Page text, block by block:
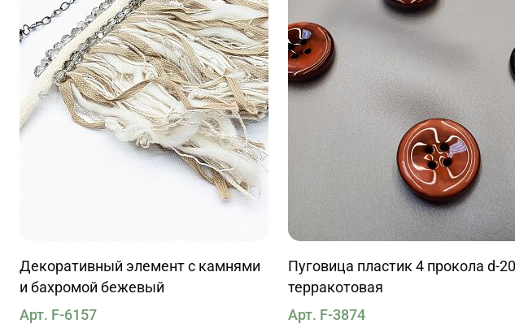
Декоративный элемент с камнями
и бахромой бежевый
Арт. F-6157
Пуговица пластик 4 прокола d-
терракотовая
Арт. F-3874